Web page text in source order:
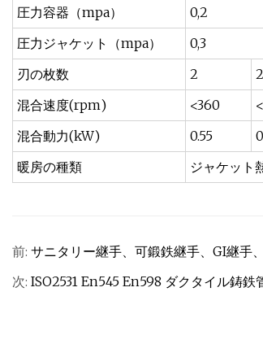
圧力容器（mpa）
0,2
圧力ジャケット（mpa）
0,3
刃の枚数
2 2
混合速度(rpm)
<360
混合動力(kW)
0.55
暖房の種類
ジャケット
前: サニタリー継手、可鍛鉄継手、GI継手
次: ISO2531 En545 En598 ダクタイル鋳鉄